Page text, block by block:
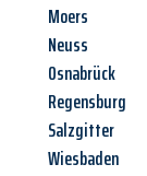
Moers
Neuss
Osnabrück
Regensburg
Salzgitter
Wiesbaden